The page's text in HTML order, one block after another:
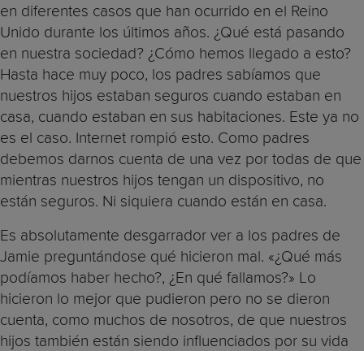
en diferentes casos que han ocurrido en el Reino
Unido durante los últimos años. ¿Qué está pasando
en nuestra sociedad? ¿Cómo hemos llegado a esto?
Hasta hace muy poco, los padres sabíamos que
nuestros hijos estaban seguros cuando estaban en
casa, cuando estaban en sus habitaciones. Este ya no
es el caso. Internet rompió esto. Como padres
debemos darnos cuenta de una vez por todas de que
mientras nuestros hijos tengan un dispositivo, no
están seguros. Ni siquiera cuando están en casa.
Es absolutamente desgarrador ver a los padres de
Jamie preguntándose qué hicieron mal. «¿Qué más
podíamos haber hecho?, ¿En qué fallamos?» Lo
hicieron lo mejor que pudieron pero no se dieron
cuenta, como muchos de nosotros, de que nuestros
hijos también están siendo influenciados por su vida